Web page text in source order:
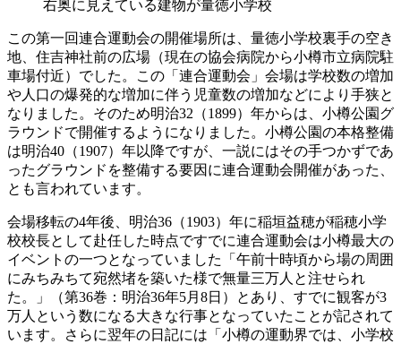
右奥に見えている建物が量徳小学校
この第一回連合運動会の開催場所は、量徳小学校裏手の空き
地、住吉神社前の広場（現在の協会病院から小樽市立病院駐
車場付近）でした。この「連合運動会」会場は学校数の増加
や人口の爆発的な増加に伴う児童数の増加などにより手狭と
なりました。そのため明治32（1899）年からは、小樽公園グ
ラウンドで開催するようになりました。小樽公園の本格整備
は明治40（1907）年以降ですが、一説にはその手つかずであ
ったグラウンドを整備する要因に連合運動会開催があった、
とも言われています。
会場移転の4年後、明治36（1903）年に稲垣益穂が稲穂小学
校校長として赴任した時点ですでに連合運動会は小樽最大の
イベントの一つとなっていました「午前十時頃から場の周囲
にみちみちて宛然堵を築いた様で無量三万人と注せられ
た。」（第36巻：明治36年5月8日）とあり、すでに観客が3
万人という数になる大きな行事となっていたことが記されて
います。さらに翌年の日記には「小樽の運動界では、小学校